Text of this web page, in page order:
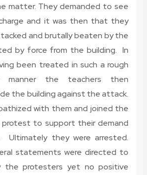
matter. They demanded to see
and it was then that they
and brutally beaten by the
by force from the building. In
been treated in such a rough
manner the teachers then
the building against the attack.
with them and joined the
to support their demand
Ultimately they were arrested.
statements were directed to
the protesters yet no positive